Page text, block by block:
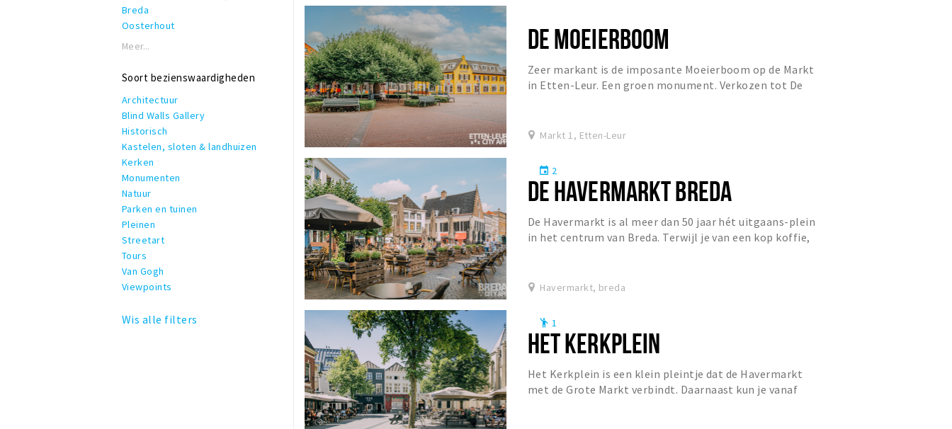
Breda
Oosterhout
Meer...
Soort bezienswaardigheden
Architectuur
Blind Walls Gallery
Historisch
Kastelen, sloten & landhuizen
Kerken
Monumenten
Natuur
Parken en tuinen
Pleinen
Streetart
Tours
Van Gogh
Viewpoints
Wis alle filters
DE MOEIERBOOM
Zeer markant is de imposante Moeierboom op de Markt
in Etten-Leur. Een groen monument. Verkozen tot De
Markt 1, Etten-Leur
event 2
DE HAVERMARKT BREDA
De Havermarkt is al meer dan 50 jaar hét uitgaans-plein
in het centrum van Breda. Terwijl je van een kop koffie,
Havermarkt, breda
emoji_people 1
HET KERKPLEIN
Het Kerkplein is een klein pleintje dat de Havermarkt
met de Grote Markt verbindt. Daarnaast kun je vanaf